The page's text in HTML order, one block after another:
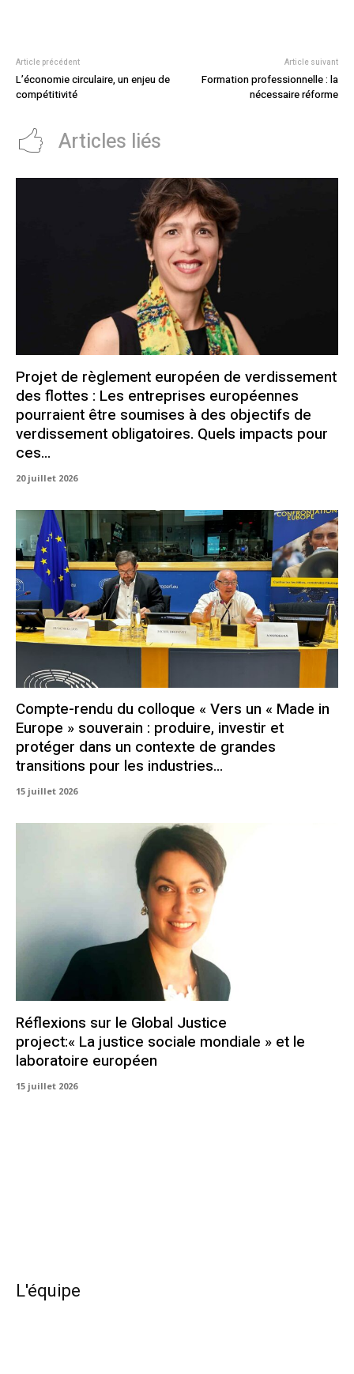
Article précédent
L’économie circulaire, un enjeu de
compétitivité
Article suivant
Formation professionnelle : la
nécessaire réforme
Articles liés
Projet de règlement européen de verdissement
des flottes : Les entreprises européennes
pourraient être soumises à des objectifs de
verdissement obligatoires. Quels impacts pour
ces...
20 juillet 2026
Compte-rendu du colloque « Vers un « Made in
Europe » souverain : produire, investir et
protéger dans un contexte de grandes
transitions pour les industries...
15 juillet 2026
Réflexions sur le Global Justice
project:« La justice sociale mondiale » et le
laboratoire européen
15 juillet 2026
L'équipe